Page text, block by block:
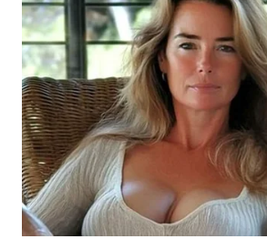
WN
TANJUNG
LESUNG
WN
KARO
WN
SIMALUNGUN
WN